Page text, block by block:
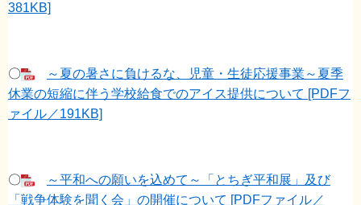
381KB]
〇
～夏の暑さに負けるな、児童・生徒応援事業～夏季
休業の短縮に伴う学校給食でのアイス提供について [PDFフ
ァイル／191KB]
〇
～平和への願いを込めて～「とちぎ平和展」及び
「戦争体験を聞く会」の開催について [PDFファイル／